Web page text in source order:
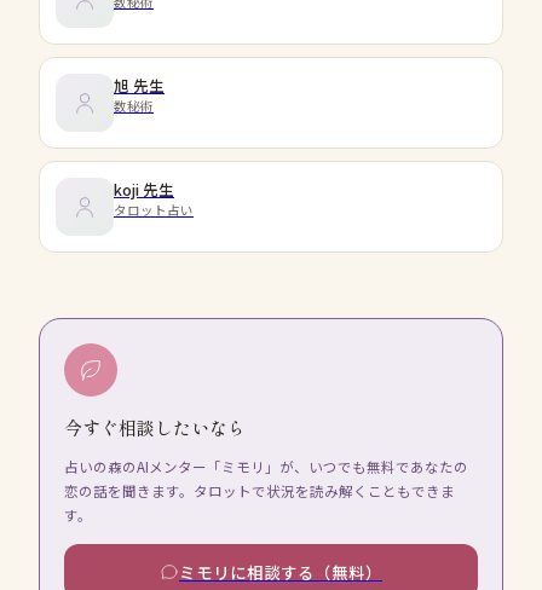
旭 先生
数秘術
koji 先生
タロット占い
今すぐ相談したいなら
占いの森のAIメンター「ミモリ」が、いつでも無料であなたの
恋の話を聞きます。タロットで状況を読み解くこともできま
す。
ミモリに相談する（無料）